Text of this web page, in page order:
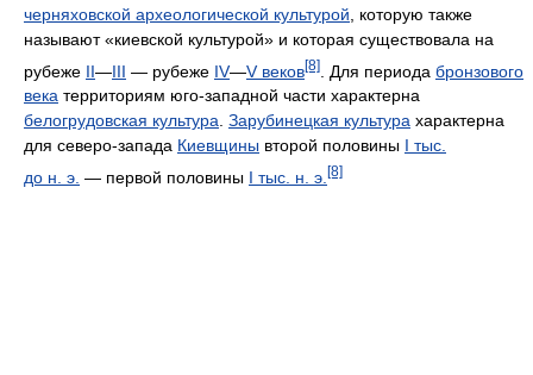
черняховской археологической культурой , которую также
называют «киевской культурой» и которая существовала на
рубеже II—III — рубеже IV—V веков[8] . Для периода бронзового
века территориям юго-западной части характерна
белогрудовская культура. Зарубинецкая культура характерна
для северо-запада Киевщины второй половины I тыс.
до н. э. — первой половины I тыс. н. э. [8]